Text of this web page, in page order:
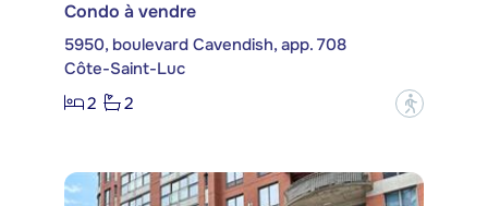
Condo à vendre
5950, boulevard Cavendish, app. 708
Côte-Saint-Luc
2
2 ?